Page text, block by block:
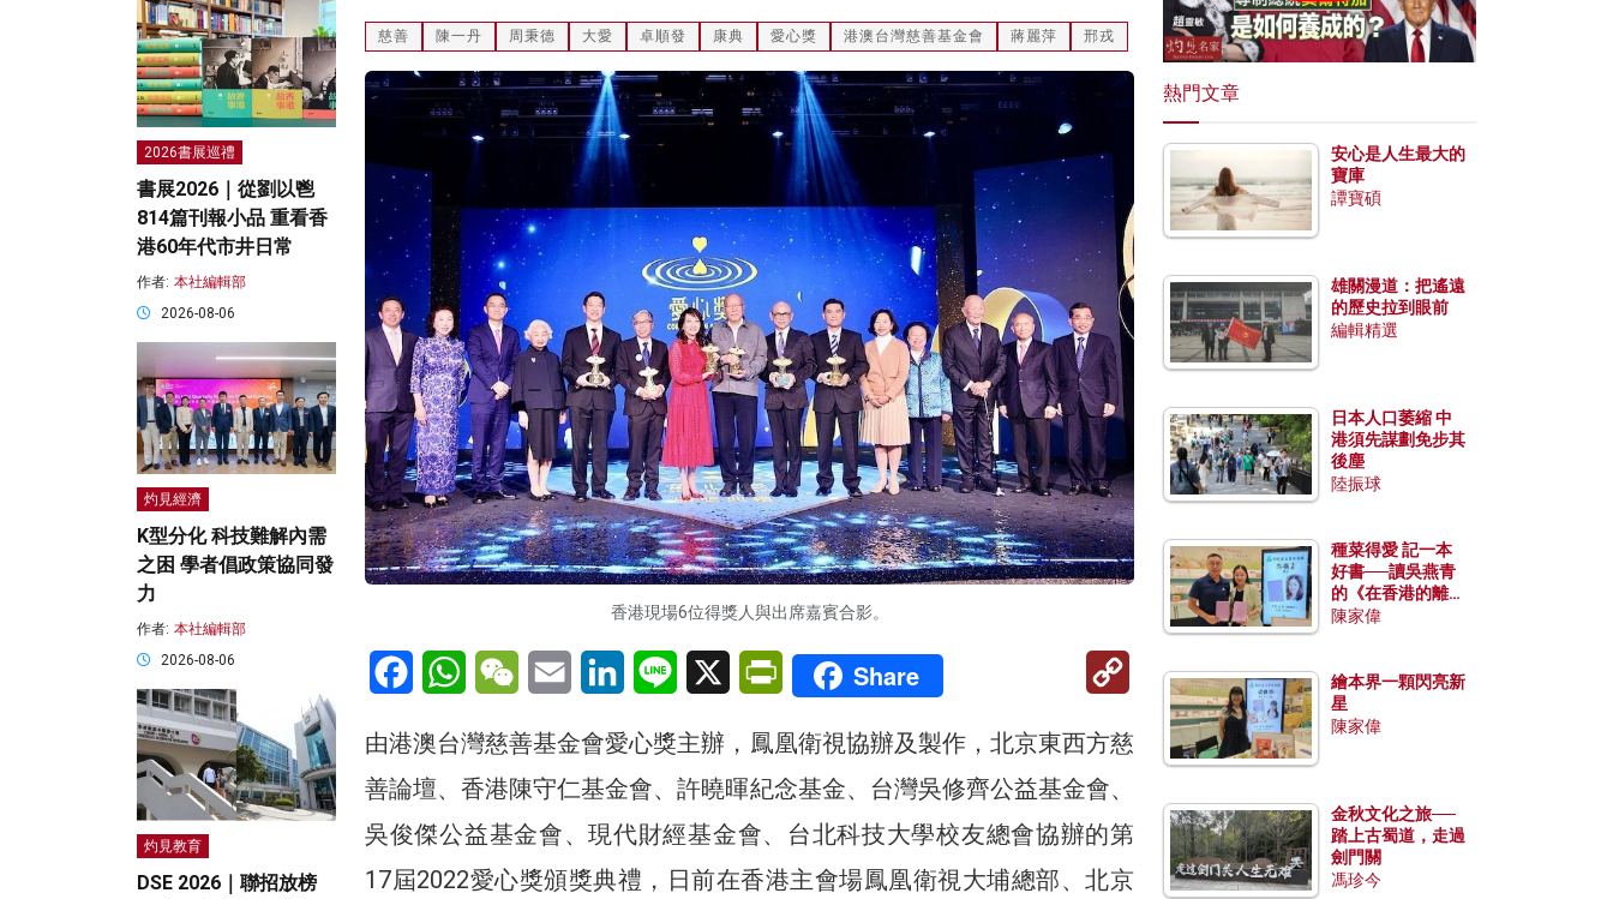
慈善 陳一丹 周秉德 大愛 卓順發 康典 愛心獎 港澳台灣慈善基金會 蔣麗萍 邢戎
香港現場6位得獎人與出席嘉賓合影。
FacebookWhatsAppWeChatEmail LinkedInLine X PrintFriendly
Share
Link
由港澳台灣慈善基金會愛心獎主辦，鳳凰衛視協辦及製作，北京東西方慈
善論壇、香港陳守仁基金會、許曉暉紀念基金、台灣吳修齊公益基金會、
吳俊傑公益基金會、現代財經基金會、台北科技大學校友總會協辦的第
17屆2022愛心獎頒獎典禮，日前在香港主會場鳳凰衛視大埔總部、北京
2026書展巡禮
書展2026｜從劉以鬯
814篇刊報小品 重看香
港60年代市井日常
作者: 本社編輯部
2026-08-06
灼見經濟
K型分化 科技難解內需
之困 學者倡政策協同發
力
作者: 本社編輯部
2026-08-06
灼見教育
DSE 2026｜聯招放榜
熱門文章
安心是人生最大的
寶庫
譚寶碩
雄關漫道：把遙遠
的歷史拉到眼前
編輯精選
日本人口萎縮 中
港須先謀劃免步其
後塵
陸振球
種菜得愛 記一本
好書──讀吳燕青
的《在香港的離島
種菜》
陳家偉
繪本界一顆閃亮新
星
陳家偉
金秋文化之旅──
踏上古蜀道，走過
劍門關
馮珍今